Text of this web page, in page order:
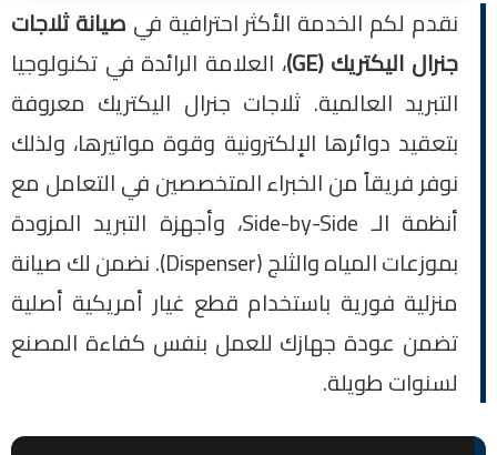
نقدم لكم الخدمة الأكثر احترافية في صيانة ثلاجات
جنرال اليكتريك (GE)
، العلامة الرائدة في تكنولوجيا
التبريد العالمية. ثلاجات جنرال اليكتريك معروفة
بتعقيد دوائرها الإلكترونية وقوة مواتيرها، ولذلك
نوفر فريقاً من الخبراء المتخصصين في التعامل مع
أنظمة الـ Side-by-Side، وأجهزة التبريد المزودة
بموزعات المياه والثلج (Dispenser). نضمن لك صيانة
منزلية فورية باستخدام قطع غيار أمريكية أصلية
تضمن عودة جهازك للعمل بنفس كفاءة المصنع
لسنوات طويلة.